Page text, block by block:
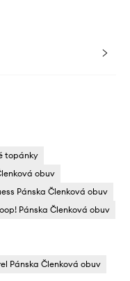
topánky
obuv
Pánska Členková obuv
Pánska Členková obuv
Pánska Členková obuv